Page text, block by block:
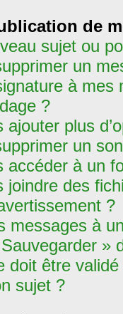
de
sujet ou
un
à mes
?
plus
un
accéder à un
joindre des
?
messages à
»
doit être validé
sujet ?